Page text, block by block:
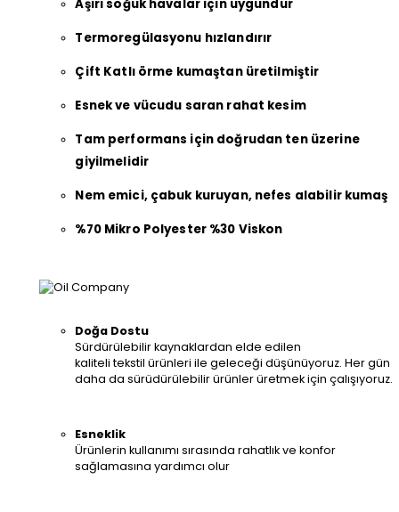
Aşırı soğuk havalar için uygundur
Termoregülasyonu hızlandırır
Çift Katlı örme kumaştan üretilmiştir
Esnek ve vücudu saran rahat kesim
Tam performans için doğrudan ten üzerine
giyilmelidir
Nem emici, çabuk kuruyan, nefes alabilir kumaş
%70 Mikro Polyester %30 Viskon
Doğa Dostu
Sürdürülebilir kaynaklardan elde edilen
kaliteli tekstil ürünleri ile geleceği düşünüyoruz. Her gün
daha da sürüdürülebilir ürünler üretmek için çalışıyoruz.
Esneklik
Ürünlerin kullanımı sırasında rahatlık ve konfor
sağlamasına yardımcı olur